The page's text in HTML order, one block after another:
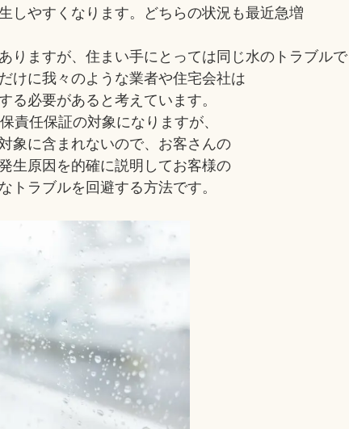
しやすくなります。どちらの状況も最近急増
りますが、住まい手にとっては同じ水のトラブルで
けに我々のような業者や住宅会社は
る必要があると考えています。
責任保証の対象になりますが、
象に含まれないので、お客さんの
生原因を的確に説明してお客様の
トラブルを回避する方法です。